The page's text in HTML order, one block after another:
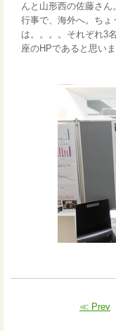
んと山形西の佐藤さ
行事で、海外へ。ち
は。。。。それぞれ3
座のHPであると思い
≪ Prev